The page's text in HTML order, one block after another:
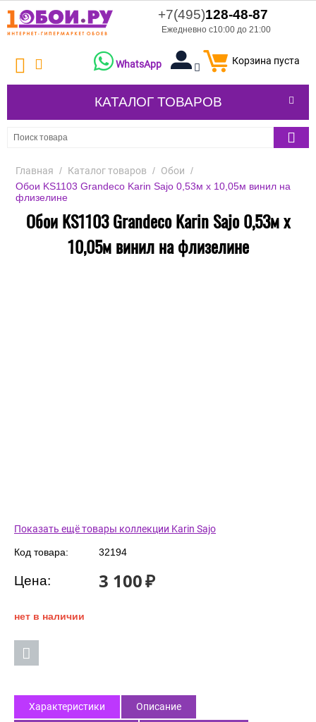
+7(495)128-48-87
Ежедневно с10:00 до 21:00
Корзина пуста
WhatsApp
КАТАЛОГ ТОВАРОВ
Главная / Каталог товаров / Обои /
Обои KS1103 Grandeco Karin Sajo 0,53м x 10,05м винил на
флизелине
Обои KS1103 Grandeco Karin Sajo 0,53м x
10,05м винил на флизелине
Показать ещё товары коллекции Karin Sajo
Код товара: 32194
Цена: 3 100₽
нет в наличии
Характеристики Описание